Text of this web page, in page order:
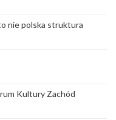
nie polska struktura
Kultury Zachód